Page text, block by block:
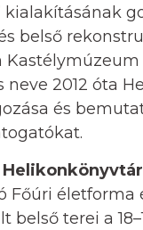
kialakításának
belső
2012 óta
és
Főúri
belső terei a